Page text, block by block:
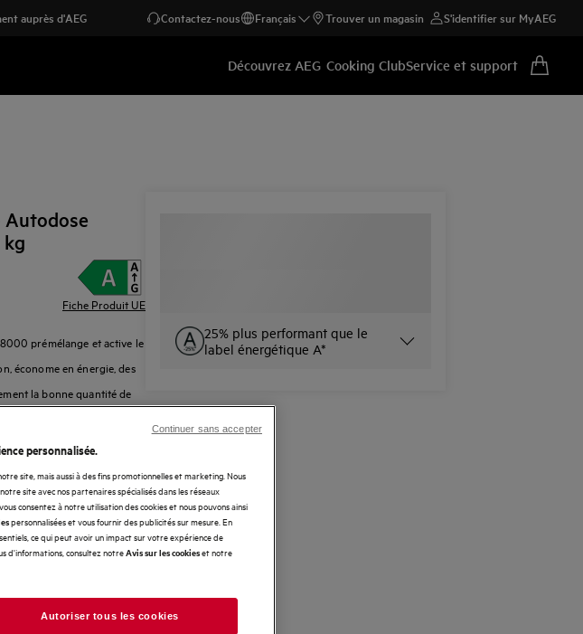
auprès d'AEG Contactez-nous Français Trouver un magasin S'identifier sur MyAEG
Découvrez AEG Cooking ClubService et support
Autodose
kg
Fiche Produit UE
prémélange et active le
économe en énergie, des
la bonne quantité de
rendez-vousOffert
pose libre 25 €
Offert
25% plus performant que le
label énergétique A*
personnalisée.
site, mais aussi à des fins promotionnelles et marketing. Nous
site avec nos partenaires spécialisés dans les réseaux
consentez à notre utilisation des cookies et nous pouvons ainsi
personnalisées et vous fournir des publicités sur mesure. En
ce qui peut avoir un impact sur votre expérience de
d'informations, consultez notreAvis sur les cookieset notre
Autoriser tous les cookies
Continuer sans accepter